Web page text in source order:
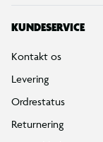
KUNDESERVICE
Kontakt os
Levering
Ordrestatus
Returnering